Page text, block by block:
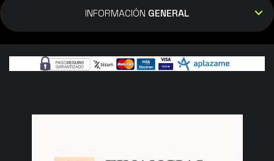
INFORMACIÓN GENERAL